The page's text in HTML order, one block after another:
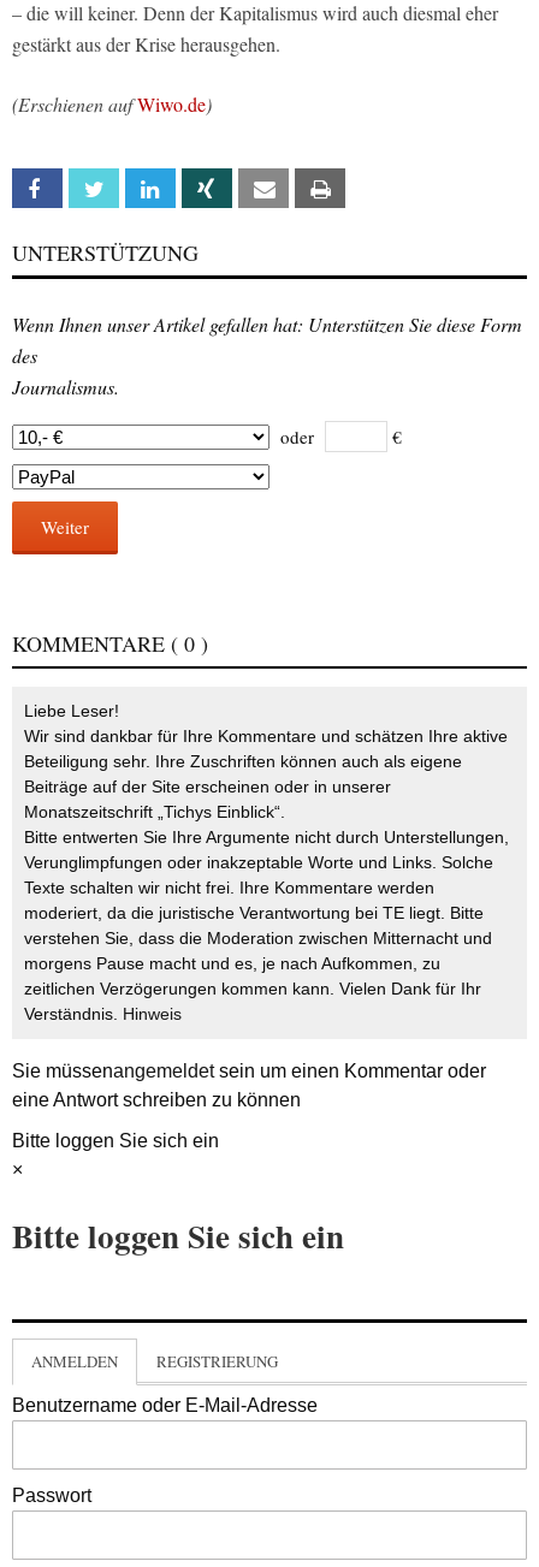
– die will keiner. Denn der Kapitalismus wird auch diesmal eher
gestärkt aus der Krise herausgehen.
(Erschienen aufWiwo.de)
Facebook Twitter Linkedin Xing Email
UNTERSTÜTZUNG
Wenn Ihnen unser Artikel gefallen hat: Unterstützen Sie diese Form
des
Journalismus.
oder €
Weiter
KOMMENTARE ( 0 )
Liebe Leser!
Wir sind dankbar für Ihre Kommentare und schätzen Ihre aktive
Beteiligung sehr. Ihre Zuschriften können auch als eigene
Beiträge auf der Site erscheinen oder in unserer
Monatszeitschrift „Tichys Einblick“.
Bitte entwerten Sie Ihre Argumente nicht durch Unterstellungen,
Verunglimpfungen oder inakzeptable Worte und Links. Solche
Texte schalten wir nicht frei. Ihre Kommentare werden
moderiert, da die juristische Verantwortung bei TE liegt. Bitte
verstehen Sie, dass die Moderation zwischen Mitternacht und
morgens Pause macht und es, je nach Aufkommen, zu
zeitlichen Verzögerungen kommen kann. Vielen Dank für Ihr
Verständnis. Hinweis
Sie müssenangemeldetsein um einen Kommentar oder
eine Antwort schreiben zu können
Bitte loggen Sie sich ein
×
Bitte loggen Sie sich ein
ANMELDEN REGISTRIERUNG
Benutzername oder E-Mail-Adresse
Passwort